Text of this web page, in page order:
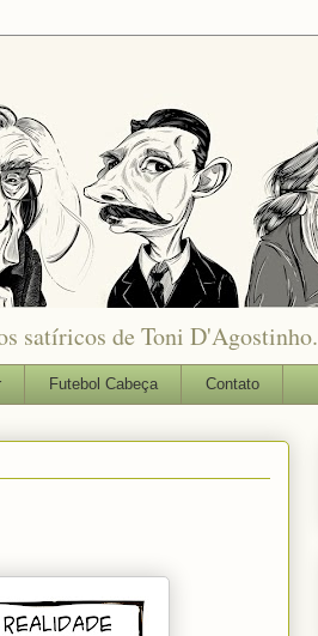
satíricos de Toni D'Agostinho.
Futebol Cabeça Contato